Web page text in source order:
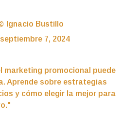
Ignacio Bustillo
septiembre 7, 2024
marketing promocional puede
Aprende sobre estrategias
y cómo elegir la mejor para